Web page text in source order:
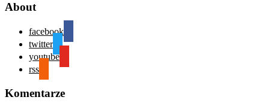
About
facebook
twitter
youtube
rss
Komentarze